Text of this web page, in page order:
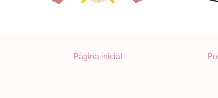
Página inicial